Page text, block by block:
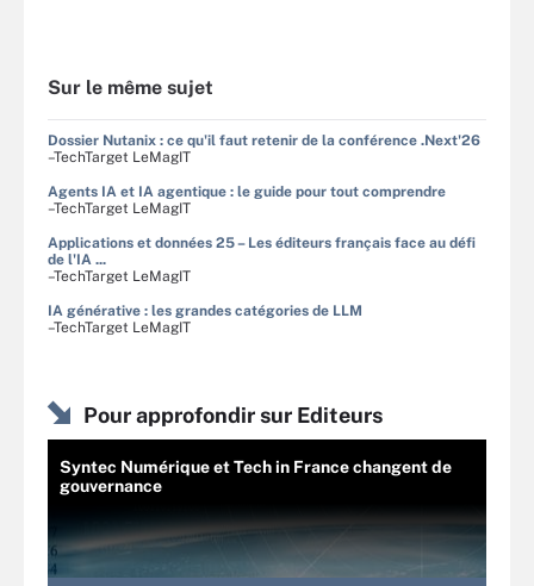
Sur le même sujet
Dossier Nutanix : ce qu'il faut retenir de la conférence .Next'26
–TechTarget LeMagIT
Agents IA et IA agentique : le guide pour tout comprendre
–TechTarget LeMagIT
Applications et données 25 – Les éditeurs français face au défi
de l'IA ...
–TechTarget LeMagIT
IA générative : les grandes catégories de LLM
–TechTarget LeMagIT
Pour approfondir sur Editeurs
Syntec Numérique et Tech in France changent de
gouvernance